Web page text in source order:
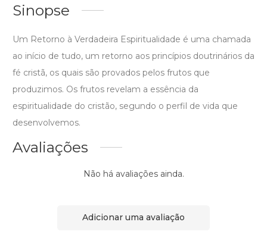
Sinopse
Um Retorno à Verdadeira Espiritualidade é uma chamada
ao início de tudo, um retorno aos princípios doutrinários da
fé cristã, os quais são provados pelos frutos que
produzimos. Os frutos revelam a essência da
espiritualidade do cristão, segundo o perfil de vida que
desenvolvemos.
Avaliações
Não há avaliações ainda.
Adicionar uma avaliação